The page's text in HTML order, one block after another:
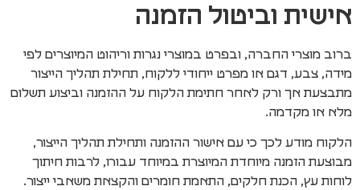
אישית וביטול הזמנה
ברוב מוצרי החברה, ובפרט במוצרי נגרות וריהוט המיוצרים לפי
מידה, צבע, דגם או מפרט ייחודי ללקוח, תחילת תהליך הייצור
מתבצעת אך ורק לאחר חתימת הלקוח על ההזמנה וביצוע תשלום
מלא או מקדמה.
הלקוח מודע לכך כי עם אישור ההזמנה ותחילת תהליך הייצור,
מבוצעת הזמנה מיוחדת המיוצרת במיוחד עבורו, לרבות חיתוך
לוחות עץ, הכנת חלקים, התאמת חומרים והקצאת משאבי ייצור.